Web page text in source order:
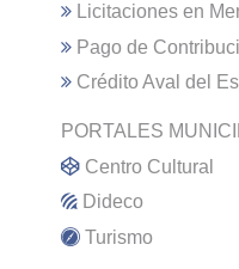
Licitaciones en
Pago de
Crédito Aval del
PORTALES
Centro Cultural
Dideco
Turismo